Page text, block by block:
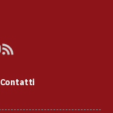
Contatti